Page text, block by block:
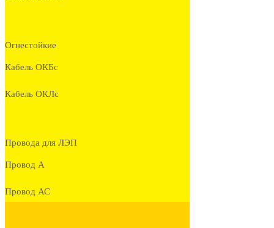
Огнестойкие
Кабель ОКБc
Кабель ОКЛc
Провода для ЛЭП
Провод А
Провод АС